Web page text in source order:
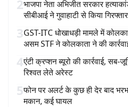
2भाजपा नेता अभिजीत सरकार
सीबीआई ने गुवाहाटी से किया
3GST-ITC धोखाधड़ी मामले में
असम STF ने कोलकाता ने की
4एंटी क्रप्शन ब्यूरो की कार्रवाई,
रिश्वत लेते अरेस्ट
5फोन पर अलर्ट के कुछ ही देर बाद
मकान, कई घायल